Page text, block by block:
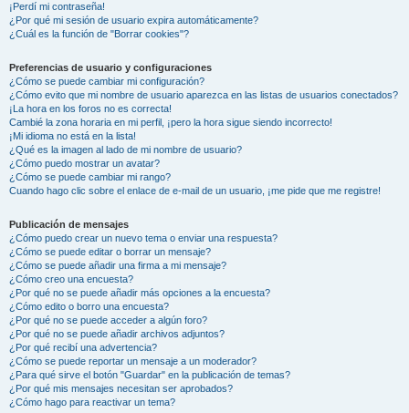
¡Perdí mi contraseña!
¿Por qué mi sesión de usuario expira automáticamente?
¿Cuál es la función de "Borrar cookies"?
Preferencias de usuario y configuraciones
¿Cómo se puede cambiar mi configuración?
¿Cómo evito que mi nombre de usuario aparezca en las listas de usuarios conectados?
¡La hora en los foros no es correcta!
Cambié la zona horaria en mi perfil, ¡pero la hora sigue siendo incorrecto!
¡Mi idioma no está en la lista!
¿Qué es la imagen al lado de mi nombre de usuario?
¿Cómo puedo mostrar un avatar?
¿Cómo se puede cambiar mi rango?
Cuando hago clic sobre el enlace de e-mail de un usuario, ¡me pide que me registre!
Publicación de mensajes
¿Cómo puedo crear un nuevo tema o enviar una respuesta?
¿Cómo se puede editar o borrar un mensaje?
¿Cómo se puede añadir una firma a mi mensaje?
¿Cómo creo una encuesta?
¿Por qué no se puede añadir más opciones a la encuesta?
¿Cómo edito o borro una encuesta?
¿Por qué no se puede acceder a algún foro?
¿Por qué no se puede añadir archivos adjuntos?
¿Por qué recibí una advertencia?
¿Cómo se puede reportar un mensaje a un moderador?
¿Para qué sirve el botón "Guardar" en la publicación de temas?
¿Por qué mis mensajes necesitan ser aprobados?
¿Cómo hago para reactivar un tema?